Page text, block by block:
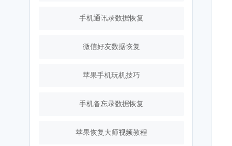
手机通讯录数据恢复
微信好友数据恢复
苹果手机玩机技巧
手机备忘录数据恢复
苹果恢复大师视频教程